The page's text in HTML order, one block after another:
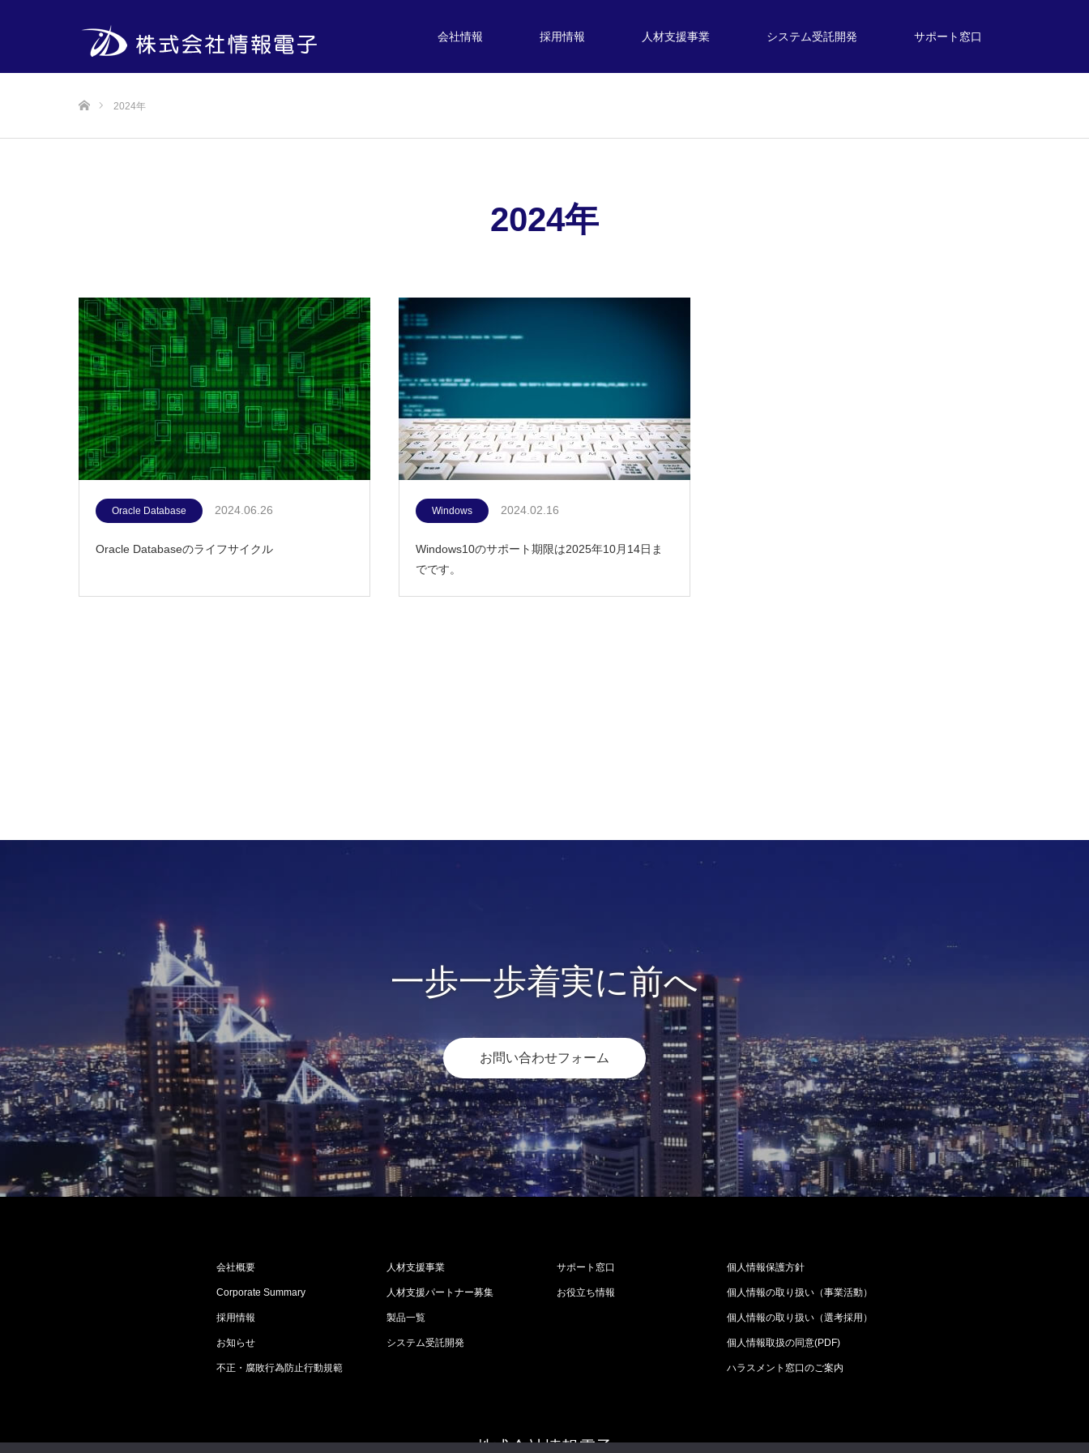
会社情報 採用情報 人材支援事業 システム受託開発 サポート窓口
2024年
2024年
Oracle Database 2024.06.26
Oracle Databaseのライフサイクル
Windows 2024.02.16
Windows10のサポート期限は2025年10月14日ま
でです。
一歩一歩着実に前へ
お問い合わせフォーム
会社概要
Corporate Summary
採用情報
お知らせ
不正・腐敗行為防止行動規範
人材支援事業
人材支援パートナー募集
製品一覧
システム受託開発
サポート窓口
お役立ち情報
個人情報保護方針
個人情報の取り扱い（事業活動）
個人情報の取り扱い（選考採用）
個人情報取扱の同意(PDF)
ハラスメント窓口のご案内
株式会社情報電子